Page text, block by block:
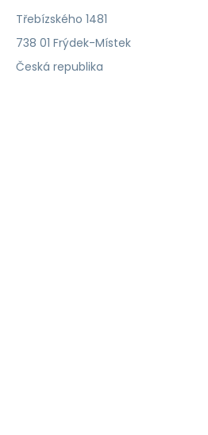
Třebízského 1481
738 01 Frýdek-Místek
Česká republika